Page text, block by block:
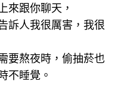
來跟你聊天，
訴人我很厲害，我很
要熬夜時，偷抽菸也
不睡覺。